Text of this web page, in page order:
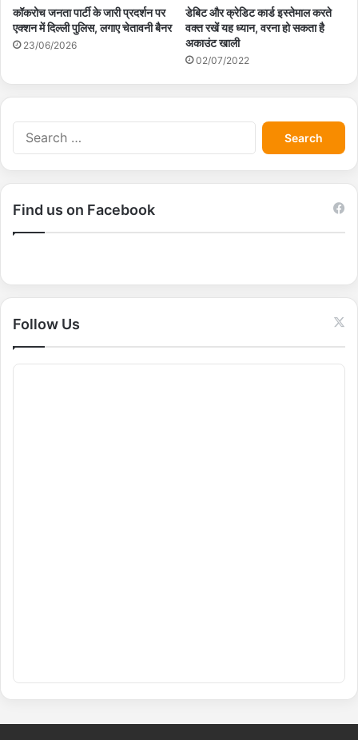
कॉकरोच जनता पार्टी के जारी प्रदर्शन पर
एक्शन में दिल्ली पुलिस, लगाए चेतावनी बैनर
23/06/2026
डेबिट और क्रेडिट कार्ड इस्तेमाल करते
वक्त रखें यह ध्यान, वरना हो सकता है
अकाउंट खाली
02/07/2022
S
e
a
r
r
:
Find us on Facebook
Follow Us